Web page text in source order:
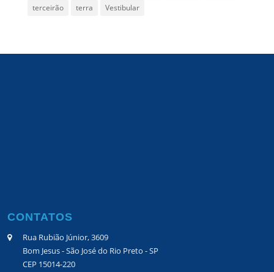
terceirão
terra Vestibular
CONTATOS
Rua Rubião Júnior, 3609
Bom Jesus - São José do Rio Preto - SP
CEP 15014-220